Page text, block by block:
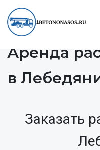
Аренда
в
Заказать